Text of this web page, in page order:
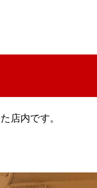
店内です。